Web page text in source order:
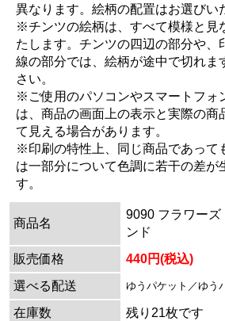
異なります。絵柄の配置はお選びい
※チンツの絵柄は、すべて模様と見
たします。チンツの四辺の部分や、
線の部分では、絵柄が途中で切れま
さい。
※ご使用のパソコンやスマートフォ
は、商品の画面上の表示と実際の商
て見える場合があります。
※印刷の特性上、同じ商品であって
は一部分について色調に若干の差が
す。
商品名
9090 フラワーズ
ンド
販売価格
440円(税込)
選べる配送
ゆうパケット／ゆう
在庫数 残り21枚です